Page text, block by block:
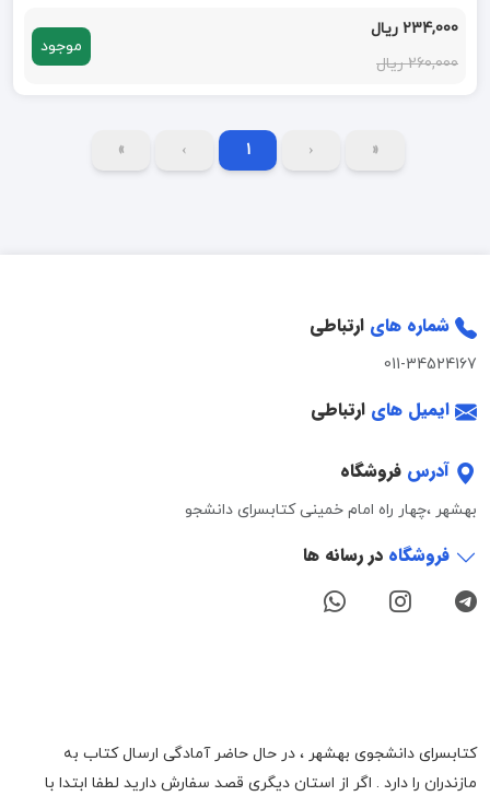
234,000 ریال
260,000 ریال
موجود
«
‹
1
›
»
شماره های ارتباطی
011-34524167
ایمیل های ارتباطی
آدرس فروشگاه
بهشهر ،چهار راه امام خمینی کتابسرای دانشجو
فروشگاه در رسانه ها
کتابسرای دانشجوی بهشهر ، در حال حاضر آمادگی ارسال کتاب به
مازندران را دارد . اگر از استان دیگری قصد سفارش دارید لطفا ابتدا با